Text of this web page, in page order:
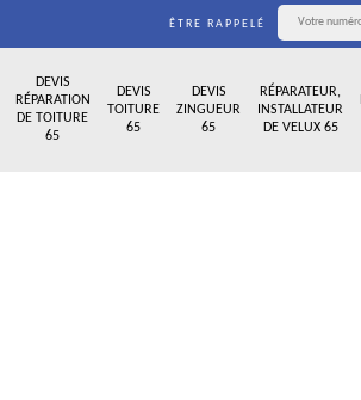
ÊTRE RAPPELÉ
DEVIS
RÉPARATION
DE TOITURE
65
DEVIS
TOITURE
65
DEVIS
ZINGUEUR
65
RÉPARATEUR,
INSTALLATEUR
DE VELUX 65